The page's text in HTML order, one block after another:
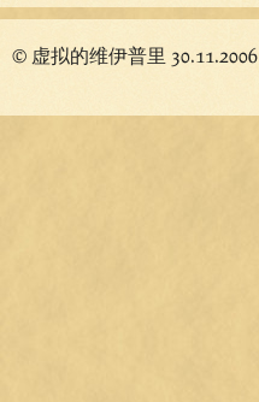
© 虚拟的维伊普里 30.11.2006